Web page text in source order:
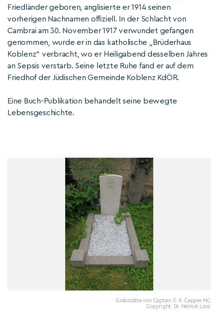
Friedländer geboren, anglisierte er 1914 seinen
vorherigen Nachnamen offiziell. In der Schlacht von
Cambrai am 30. November 1917 verwundet gefangen
genommen, wurde er in das katholische „Brüderhaus
Koblenz“ verbracht, wo er Heiligabend desselben Jahres
an Sepsis verstarb. Seine letzte Ruhe fand er auf dem
Friedhof der Jüdischen Gemeinde Koblenz KdÖR.
Eine Buch-Publikation behandelt seine bewegte
Lebensgeschichte.
Grabstätte von Captain E. R. Capper MC
Copyright: Dr. Helmut Loos